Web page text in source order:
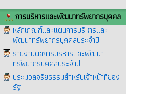
การบริหารและพัฒนาทรัพยากรบุคคล
หลักเกณฑ์และแผนการบริหารและ
พัฒนาทรัพยากรบุคคลประจำปี
รายงานผลการบริหารและพัฒนา
ทรัพยากรบุคคลประจำปี
ประมวลจริยธรรมสำหรับเจ้าหน้าที่ของ
รัฐ